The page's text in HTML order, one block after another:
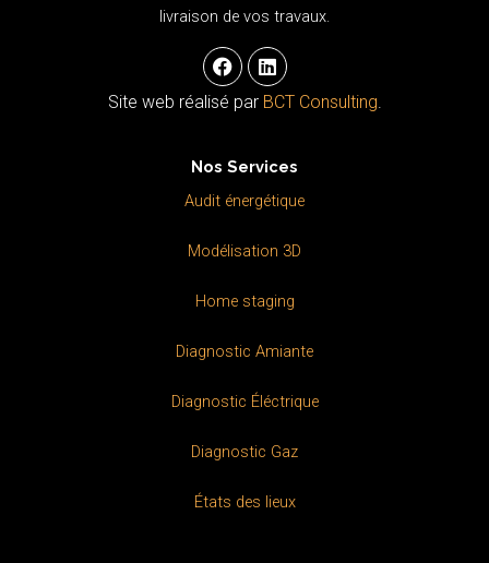
livraison de vos travaux.
F
a
c
e
o
k
L
i
n
k
i
n
Site web réalisé par BCT Consulting.
Nos Services
Audit énergétique
Modélisation 3D
Home staging
Diagnostic Amiante
Diagnostic Éléctrique
Diagnostic Gaz
États des lieux